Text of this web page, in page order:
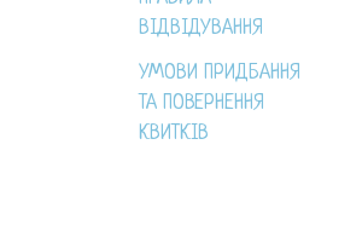
ВІДВІДУВАННЯ
УМОВИ ПРИДБАННЯ
ТА ПОВЕРНЕННЯ
КВИТКІВ